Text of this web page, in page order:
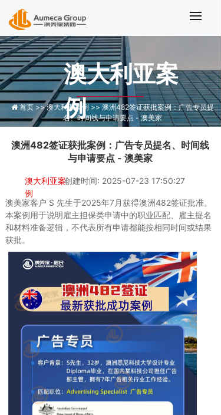
澳洲482签证获批案例
首页 >>澳大利亚案例 >> 澳洲482签证获批案例：广告专员提
名、时间线与申请要点 - 澳美家
澳大利亚案
例
澳洲482签证获批案例：广告专员提名、时间线
与申请要点 - 澳美家
创建时间: 2025-07-23 17:50:27
澳大利亚案
例
澳美家客户 S 先生于2025年7月获得澳洲482签证批准。
本案例用于说明雇主担保类申请中的职业匹配、雇主提名
和材料准备逻辑，不代表所有申请都能按相同时间或结果
获批。